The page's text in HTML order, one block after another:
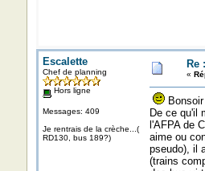
Escalette
Chef de planning
Hors ligne
Messages: 409
Je rentrais de la crèche...(
RD130, bus 189?)
Re
«
Bonsoir
De ce qu'il
l'AFPA de
aime ou
pseudo), il
(trains